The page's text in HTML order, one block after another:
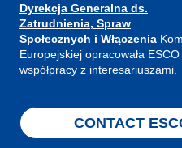
Dyrekcja Generalna ds.
Zatrudnienia, Spraw
Społecznych i Włączenia
Europejskiej opracowała
współpracy z interesariuszami.
CONTACT